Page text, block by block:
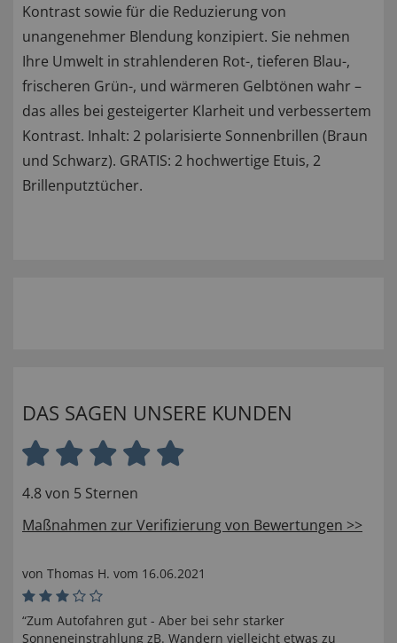
Kontrast sowie für die Reduzierung von
unangenehmer Blendung konzipiert. Sie nehmen
Ihre Umwelt in strahlenderen Rot-, tieferen Blau-,
frischeren Grün-, und wärmeren Gelbtönen wahr –
das alles bei gesteigerter Klarheit und verbessertem
Kontrast. Inhalt: 2 polarisierte Sonnenbrillen (Braun
und Schwarz). GRATIS: 2 hochwertige Etuis, 2
Brillenputztücher.
DAS SAGEN UNSERE KUNDEN
4.8 von 5 Sternen
Maßnahmen zur Verifizierung von Bewertungen >>
von Thomas H. vom 16.06.2021
“Zum Autofahren gut - Aber bei sehr starker
Sonneneinstrahlung zB. Wandern vielleicht etwas zu